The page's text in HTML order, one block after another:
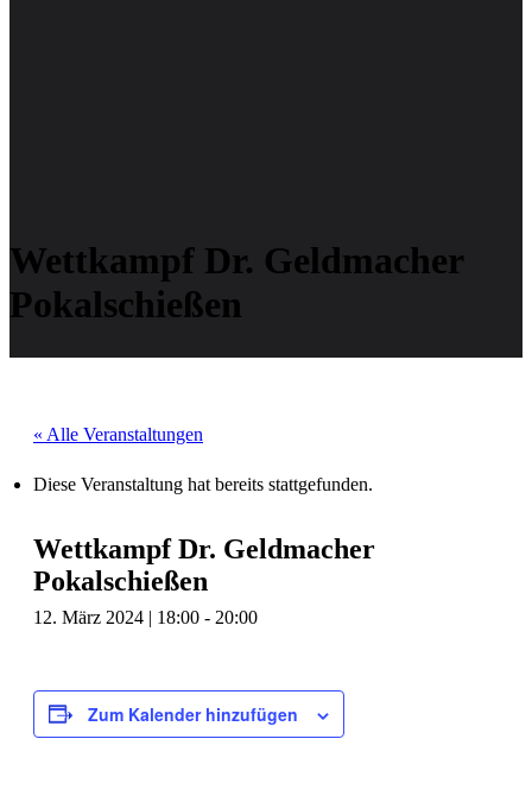
Wettkampf Dr. Geldmacher
Pokalschießen
« Alle Veranstaltungen
Diese Veranstaltung hat bereits stattgefunden.
Wettkampf Dr. Geldmacher
Pokalschießen
12. März 2024 | 18:00 - 20:00
Zum Kalender hinzufügen